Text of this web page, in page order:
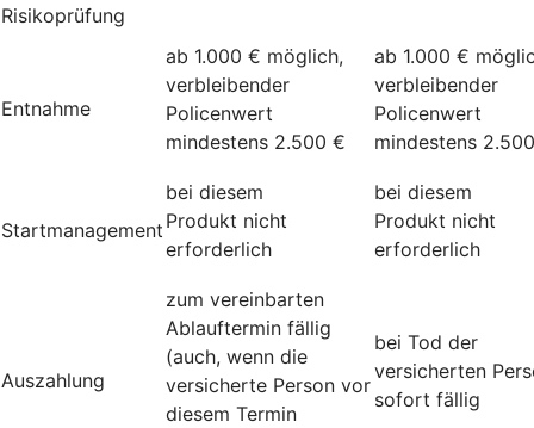
Risikoprüfung
Entnahme
ab 1.000 € möglich,
verbleibender
Policenwert
mindestens 2.500 €
ab 1.000 €
verbleibender
Policenwert
mindestens
Startmanagement
bei diesem
Produkt nicht
erforderlich
bei diesem
Produkt nicht
erforderlich
Auszahlung
zum vereinbarten
Ablauftermin fällig
(auch, wenn die
versicherte Person vor
diesem Termin
bei Tod der
versicherten
sofort fällig